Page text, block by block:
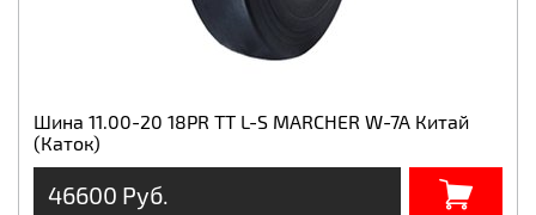
Шина 11.00-20 18PR TT L-S MARCHER W-7A Китай
(Каток)
46600 Руб.